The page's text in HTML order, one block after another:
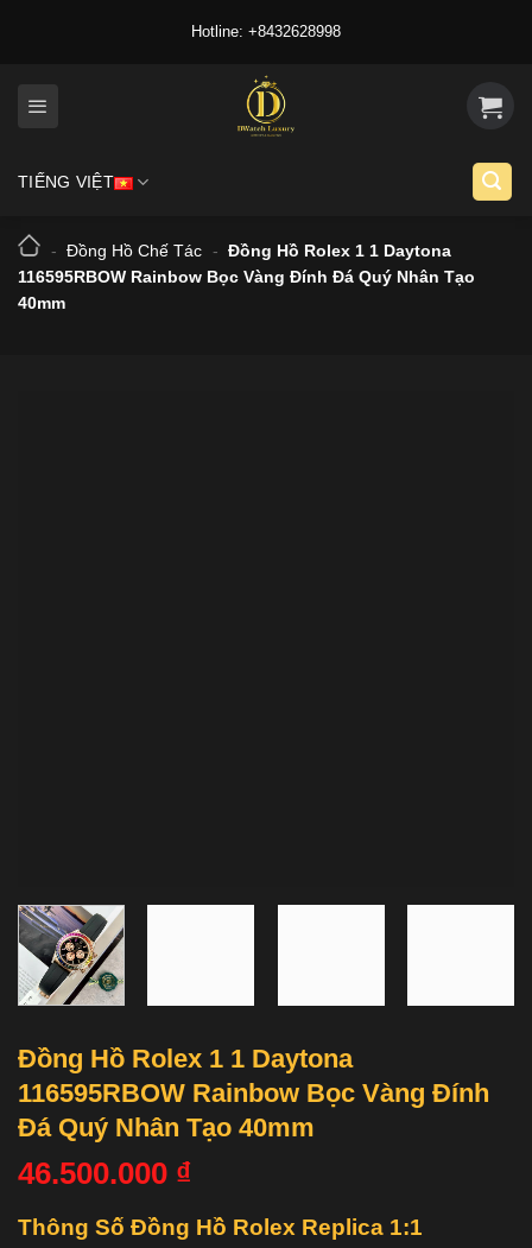
Hotline: +8432628998
TIẾNG VIỆT
- Đồng Hồ Chế Tác - Đồng Hồ Rolex 1 1 Daytona
116595RBOW Rainbow Bọc Vàng Đính Đá Quý Nhân Tạo
40mm
Đồng Hồ Rolex 1 1 Daytona
116595RBOW Rainbow Bọc Vàng Đính
Đá Quý Nhân Tạo 40mm
46.500.000 ₫
Thông Số Đồng Hồ Rolex Replica 1:1